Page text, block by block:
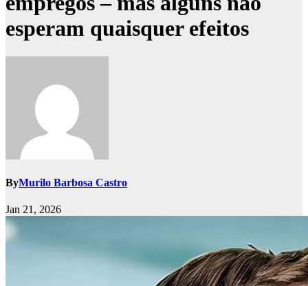
esperam quaisquer efeitos
ByMurilo Barbosa Castro
Jan 21, 2026